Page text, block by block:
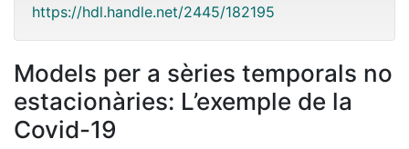
https://hdl.handle.net/2445/182195
Models per a sèries temporals no
estacionàries: L’exemple de la
Covid-19